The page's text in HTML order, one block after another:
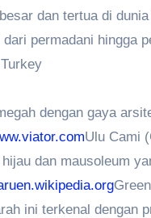
dan tertua di
permadani hingga
dengan gaya
Ulu Cami
dan mausoleum
en.wikipedia.org
ini terkenal dengan